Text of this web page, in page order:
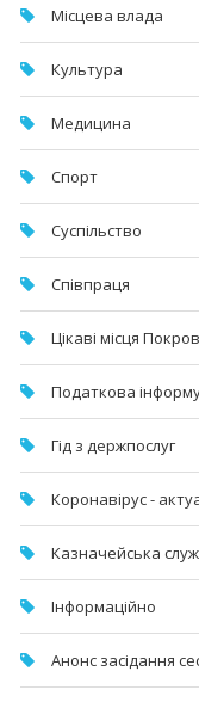
Місцева влада
Культура
Медицина
Спорт
Суспільство
Співпраця
Цікаві місця
Податкова
Гід з держпослуг
Коронавірус -
Казначейська
Інформаційно
Анонс засідання